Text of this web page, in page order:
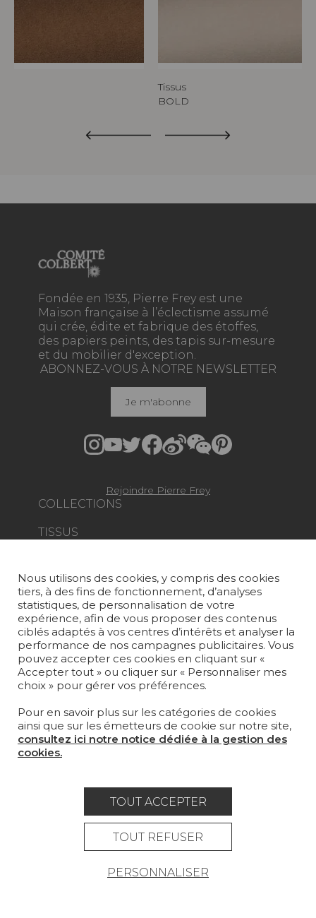
Tissus
BOLD
Fondée en 1935, Pierre Frey est une
Maison française à l’éclectisme assumé
qui crée, édite et fabrique des étoffes,
des papiers peints, des tapis sur-mesure
et du mobilier d'exception.
COLLECTIONS
TISSUS
TAPIS ET MOQUETTES
MOBILIER
PROJETS
SUR-MESURE
MAGAZINE
LA MAISON
OÙ NOUS TROUVER ?
ABONNEZ-VOUS À NOTRE NEWSLETTER
Je m'abonne
Rejoindre Pierre Frey
Carrière Contact
Lexique
Nous utilisons des cookies, y compris des cookies
tiers, à des fins de fonctionnement, d’analyses
statistiques, de personnalisation de votre
expérience, afin de vous proposer des contenus
ciblés adaptés à vos centres d’intérêts et analyser la
performance de nos campagnes publicitaires. Vous
pouvez accepter ces cookies en cliquant sur «
Accepter tout » ou cliquer sur « Personnaliser mes
choix » pour gérer vos préférences.
Pour en savoir plus sur les catégories de cookies
ainsi que sur les émetteurs de cookie sur notre site,
consultez ici notre notice dédiée à la gestion des
cookies.
TOUT ACCEPTER
TOUT REFUSER
PERSONNALISER